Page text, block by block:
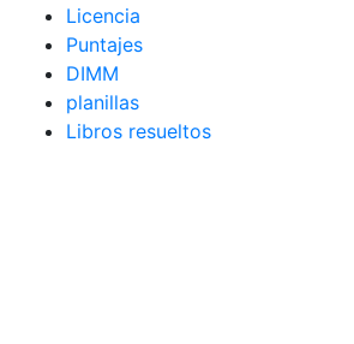
Licencia
Puntajes
DIMM
planillas
Libros resueltos